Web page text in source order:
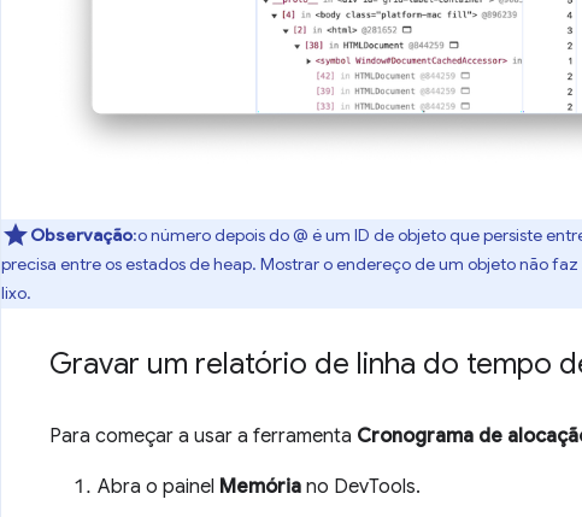
Observação:o número depois do @ é um ID de objeto que persiste
precisa entre os estados de heap. Mostrar o endereço de um objeto não
lixo.
Gravar um relatório de linha do tempo
Para começar a usar a ferramenta Cronograma de
Abra o painel Memória no DevTools.